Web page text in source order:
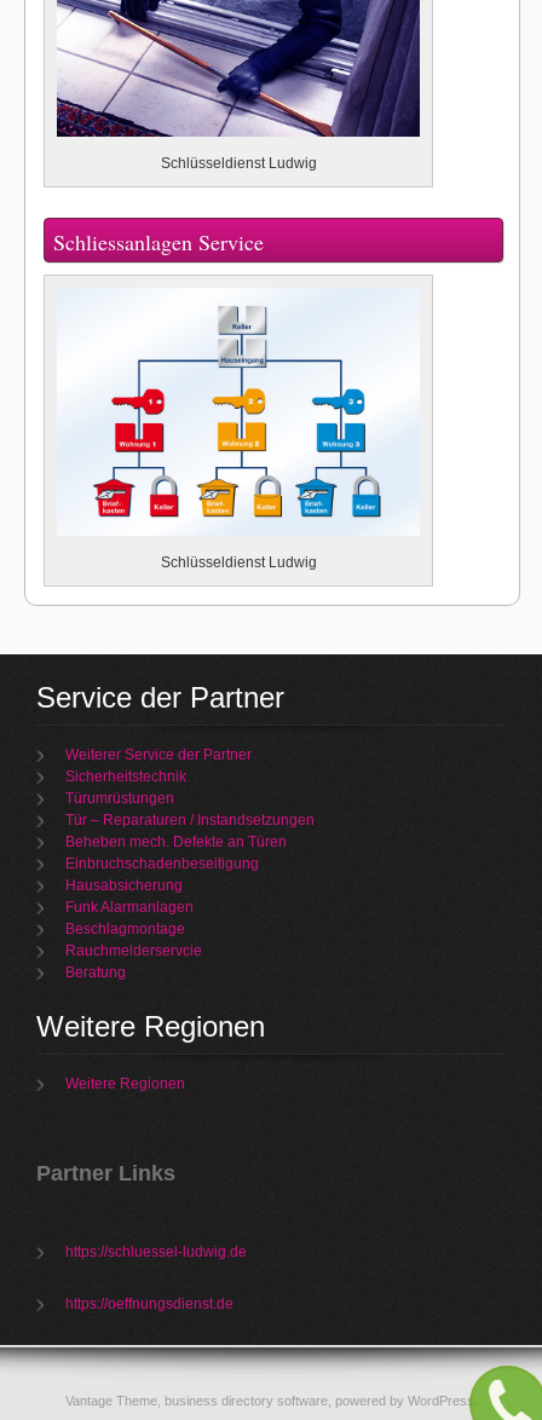
Schlüsseldienst Ludwig
Schliessanlagen Service
Schlüsseldienst Ludwig
Service der Partner
Weiterer Service der Partner
Sicherheitstechnik
Türumrüstungen
Tür – Reparaturen / Instandsetzungen
Beheben mech. Defekte an Türen
Einbruchschadenbeseitigung
Hausabsicherung
Funk Alarmanlagen
Beschlagmontage
Rauchmelderservcie
Beratung
Weitere Regionen
Weitere Regionen
Partner Links
https://schluessel-ludwig.de
https://oeffnungsdienst.de
Vantage Theme, business directory software, powered by WordPress